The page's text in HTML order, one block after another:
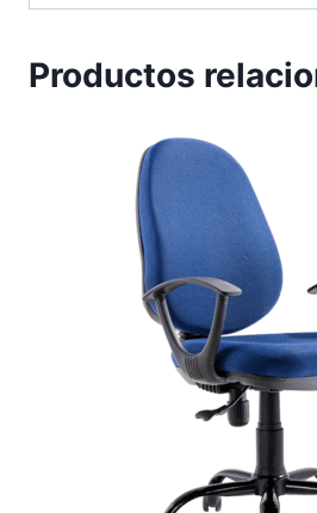
Productos